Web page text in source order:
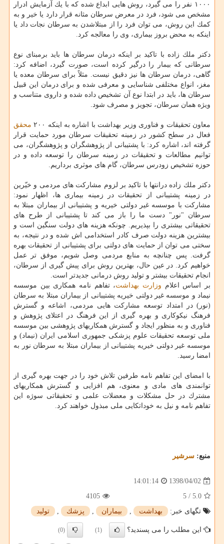
۱۰۰۰ نفر را می گیرد، روش هایی ابداع شده كه با یك آزمایش ادرار
مشخص می شود، فرد در معرض سرطان مثانه قرار دارد یا خیر و به
كمك این روش، می توان فرد را از مبتلاشدن به سرطان نجات داد یا
اینكه به محض بروز بیماری، وی را معالجه كرد.
دكتر ملك زاده با تاكید بر اینكه درمان سرطان ها باید برمبنای نوع
سرطانی كه بیمار را درگیر كرده است، صورت گیرد، اضافه كرد:
گاهی، درمان سرطان ها نیز دقیق نیست. مثلاً برای سرطان معده یا
مغز، انواع مختلفی شناسایی و معرفی شده و برای درمان این قبیل
سرطان ها، باید در ابتدا نوع آن تشخیص داده شده و داروی متناسب و
ویژه همان سرطان، تجویز و مصرف شود.
معاون تحقیقات و فناوری وزیر بهداشت با اشاره به اینكه ۲۰۰
محقق
فعال در سطح كشور در زمینه تحقیقات سرطان مورد حمایت قرار
گرفته اند، اشاره كرد: با پشتیبانی از پژوهشگران و پژوهشگران، می
توانیم مطالعات و تحقیقات در زمینه سرطان را توسعه داده و در
حوزه تشخیص زودرس سرطان، گام های موثری برداریم.
دكتر ملك زاده درانتها با تاكید بر لزوم مشاركت های مردمی و خیّرین
در زمینه پشتیبانی از تحقیقات در زمینه بیماری ها، اظهار نمود:
مشاركت با موسسه غیر دولتی خیریه و پشتیبانی از بیماران مبتلا به
سرطان "نور" دست ما را باز می كند تا پشتیبانی از طرح های
تحقیقاتی بیشتری را بپذیریم. چونكه هزینه های دولت سنگین است و
بیشترین هزینه دولت صرف كادر استخدامی اش شده و در نتیجه، به
سختی می توان از حمایت های دولتی برای پشتیبانی از تحقیقات بهره
گرفت. پس چنانچه به منابع مردمی وصل شویم، موفق تر عمل
خواهیم كرد. در عین حال، بهترین روش برای پیش گیری از سرطان،
انجام تحقیقات بیشتر و تولید روش درمانی جدیدتر است.
بر اساس اعلام وزارت بهداشت، تفاهم نامه همكاری بین موسسه
نیماد و موسسه غیر دولتی خیریه پشتیبانی از بیماران مبتلا به سرطان
(نور) در امتداد توسعه مشاركت هایی مردمی، اشاعه و گسترش
فرهنگ نیكوكاری و بهره گیری از این فرهنگ در اعتلای پژوهش و
فناوری و به منظور ایجاد و گسترش همكاریهای پژوهشی بین موسسه
ملی توسعه تحقیقات علوم پزشكی جمهوری اسلامی ایران (نیماد) و
موسسه غیر دولتی خیریه پشتیبانی از بیماران مبتلا به سرطان نور به
امضا رسید.
با امضای این تفاهم نامه طرفین تلاش خود را در جهت بهره گیری از
توانمندی های مادی و معنوی، هم افزایی و گسترش همكاریهای
مشترك در حل مشكلات و معضلات علمی و تحقیقاتی سوژه این
تفاهم نامه و نیل به خوداتكایی ملی مبذول خواهند كرد.
منبع: سرشیر
1398/04/02
14:01:14
5.0
/
5
4105
تگهای خبر:
بهداشت , بیماران , پزشك , تولید
این مطلب را می پسندید؟ (1)
(0)